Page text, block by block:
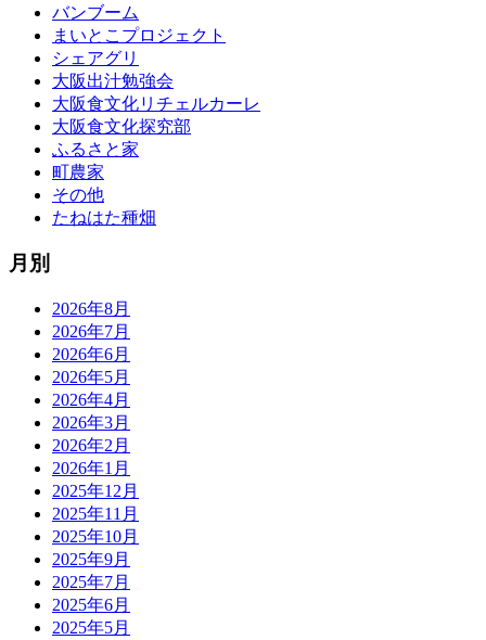
バンブーム
まいとこプロジェクト
シェアグリ
大阪出汁勉強会
大阪食文化リチェルカーレ
大阪食文化探究部
ふるさと家
町農家
その他
たねはた種畑
月別
2026年8月
2026年7月
2026年6月
2026年5月
2026年4月
2026年3月
2026年2月
2026年1月
2025年12月
2025年11月
2025年10月
2025年9月
2025年7月
2025年6月
2025年5月